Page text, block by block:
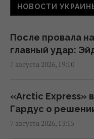
кассе: что
ценника
16:18 пятница, 07 августа
Без пересмотра
будет сложнее
электроэнергию
НОВОСТИ
После провала
главный удар:
7 августа 2026, 19:10
«Arctic Express»
Гардус о
7 августа 2026, 13:15